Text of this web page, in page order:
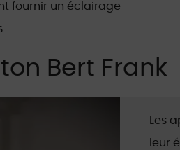
fournir un éclairage
Bert Frank
Les
leur